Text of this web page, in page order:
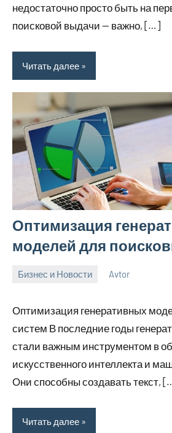
недостаточно просто быть на
поисковой выдачи — важно, […]
Читать далее
Оптимизация
моделей для
Бизнес и Новости
2026
Avtor
Оптимизация генеративных
систем В последние годы
стали важным инструментом в
искусственного интеллекта и
Они способны создавать текст,
Читать далее